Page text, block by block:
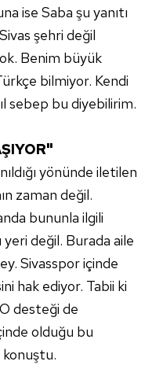
amaçlarıyla
kullanılacaktır.
yer alan panel
ilişkin detaylı bilgi
Bilgilendirme
Kanunu uyarınca
okumak ve sitemizde
çerezlerle ilgili bilgi
ise Saba şu yanıtı
şehri değil
Benim büyük
bilmiyor. Kendi
sebep bu diyebilirim.
yönünde iletilen
zaman değil.
bununla ilgili
değil. Burada aile
Sivasspor içinde
hak ediyor. Tabii ki
desteği de
olduğu bu
konuştu.